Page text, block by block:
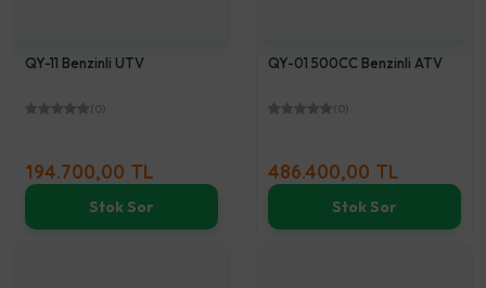
QY-11 Benzinli UTV
(0)
194.700,00 TL
Stok Sor
QY-01 500CC Benzinli ATV
(0)
486.400,00 TL
Stok Sor